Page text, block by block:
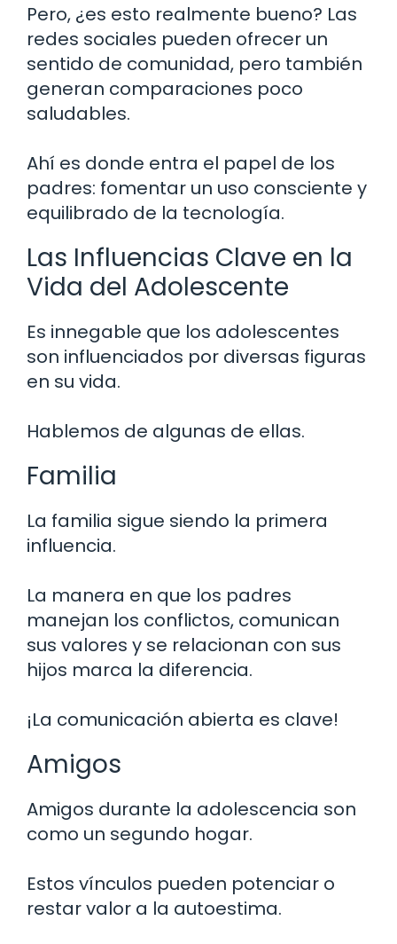
Pero, ¿es esto realmente bueno? Las
redes sociales pueden ofrecer un
sentido de comunidad, pero también
generan comparaciones poco
saludables.
Ahí es donde entra el papel de los
padres: fomentar un uso consciente y
equilibrado de la tecnología.
Las Influencias Clave en la
Vida del Adolescente
Es innegable que los adolescentes
son influenciados por diversas figuras
en su vida.
Hablemos de algunas de ellas.
Familia
La familia sigue siendo la primera
influencia.
La manera en que los padres
manejan los conflictos, comunican
sus valores y se relacionan con sus
hijos marca la diferencia.
¡La comunicación abierta es clave!
Amigos
Amigos durante la adolescencia son
como un segundo hogar.
Estos vínculos pueden potenciar o
restar valor a la autoestima.